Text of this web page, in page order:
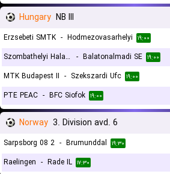
Hungary NB III
Erzsebeti SMTK - Hodmezovasarhelyi ۱۹:۰۰
Szombathelyi Haladas - Balatonalmadi SE ۱۹:۰۰
MTK Budapest II - Szekszardi Ufc ۱۹:۰۰
PTE PEAC - BFC Siofok ۱۹:۰۰
Norway 3. Division avd. 6
Sarpsborg 08 2 - Brumunddal ۱۹:۳۰
Raelingen - Rade IL ۱۷:۳۰